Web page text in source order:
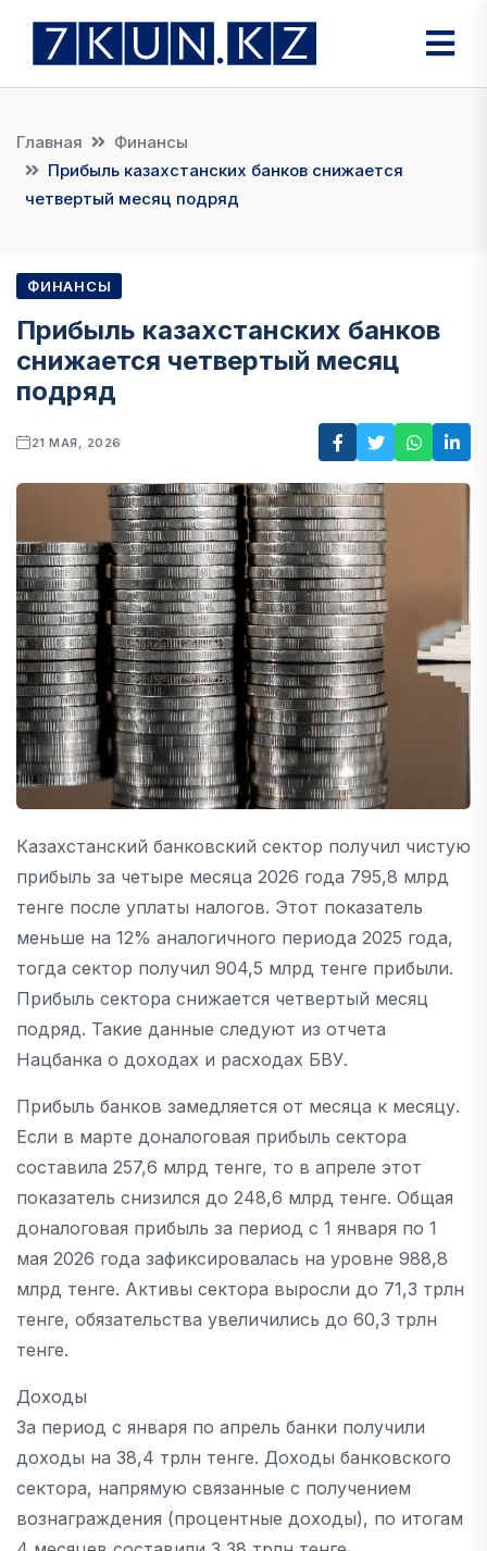
Главная
Финансы
Прибыль казахстанских банков снижается
четвертый месяц подряд
ФИНАНСЫ
Прибыль казахстанских банков
снижается четвертый месяц
подряд
21 МАЯ, 2026
Казахстанский банковский сектор получил чистую
прибыль за четыре месяца 2026 года 795,8 млрд
тенге после уплаты налогов. Этот показатель
меньше на 12% аналогичного периода 2025 года,
тогда сектор получил 904,5 млрд тенге прибыли.
Прибыль сектора снижается четвертый месяц
подряд. Такие данные следуют из отчета
Нацбанка о доходах и расходах БВУ.
Прибыль банков замедляется от месяца к месяцу.
Если в марте доналоговая прибыль сектора
составила 257,6 млрд тенге, то в апреле этот
показатель снизился до 248,6 млрд тенге. Общая
доналоговая прибыль за период с 1 января по 1
мая 2026 года зафиксировалась на уровне 988,8
млрд тенге. Активы сектора выросли до 71,3 трлн
тенге, обязательства увеличились до 60,3 трлн
тенге.
Доходы
За период с января по апрель банки получили
доходы на 38,4 трлн тенге. Доходы банковского
сектора, напрямую связанные с получением
вознаграждения (процентные доходы), по итогам